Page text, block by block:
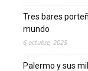
Tres bares
mundo
6 octubre, 2025
Palermo y sus